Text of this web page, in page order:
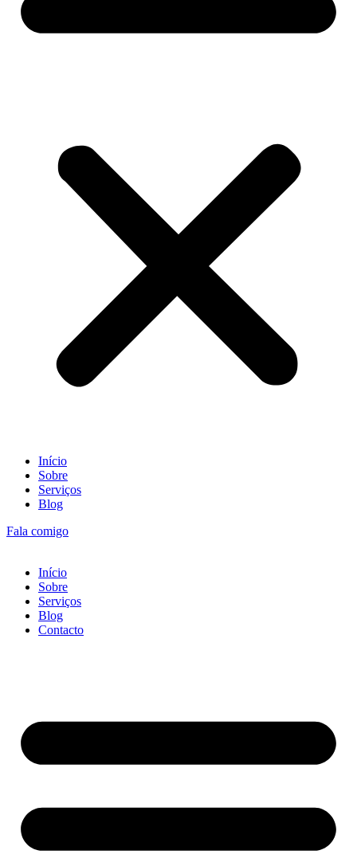
Início
Sobre
Serviços
Blog
Fala comigo
Início
Sobre
Serviços
Blog
Contacto